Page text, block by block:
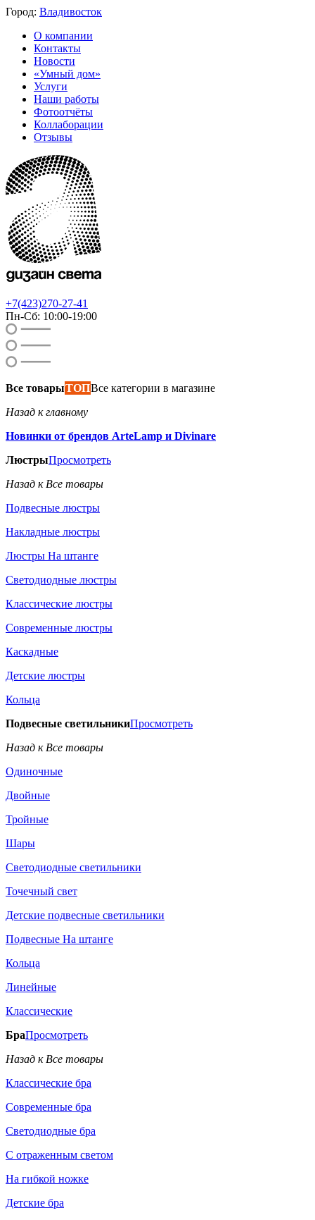
Город: Владивосток
О компании
Контакты
Новости
«Умный дом»
Услуги
Наши работы
Фотоотчёты
Коллаборации
Отзывы
+7(423)270-27-41
Пн-Сб: 10:00-19:00
Все товарыТОПВсе категории в магазине
Назад к главному
Новинки от брендов ArteLamp и Divinare
ЛюстрыПросмотреть
Назад к Все товары
Подвесные люстры
Накладные люстры
Люстры На штанге
Светодиодные люстры
Классические люстры
Современные люстры
Каскадные
Детские люстры
Кольца
Подвесные светильникиПросмотреть
Назад к Все товары
Одиночные
Двойные
Тройные
Шары
Светодиодные светильники
Точечный свет
Детские подвесные светильники
Подвесные На штанге
Кольца
Линейные
Классические
БраПросмотреть
Назад к Все товары
Классические бра
Современные бра
Светодиодные бра
С отраженным светом
На гибкой ножке
Детские бра